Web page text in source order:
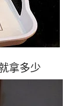
拿多少